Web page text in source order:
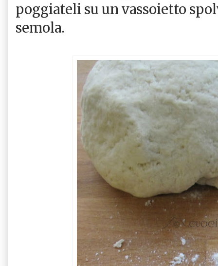
poggiateli su un vassoietto
semola.